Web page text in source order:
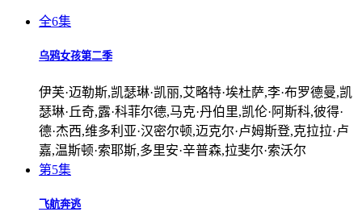
全6集
乌鸦女孩第二季
伊芙·迈勒斯,凯瑟琳·凯丽,艾略特·埃杜萨,李·布罗德曼,凯
瑟琳·丘奇,露·科菲尔德,马克·丹伯里,凯伦·阿斯科,彼得·
德·杰西,维多利亚·汉密尔顿,迈克尔·卢姆斯登,克拉拉·卢
嘉,温斯顿·索耶斯,多里安·辛普森,拉斐尔·索沃尔
第5集
飞航奔逃